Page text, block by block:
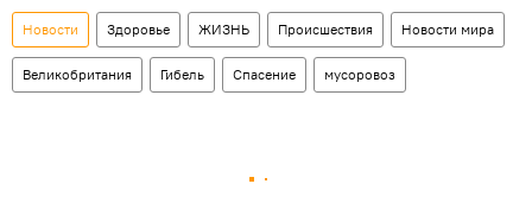
Новости Здоровье ЖИЗНЬ Происшествия Новости мира
Великобритания Гибель Спасение мусоровоз